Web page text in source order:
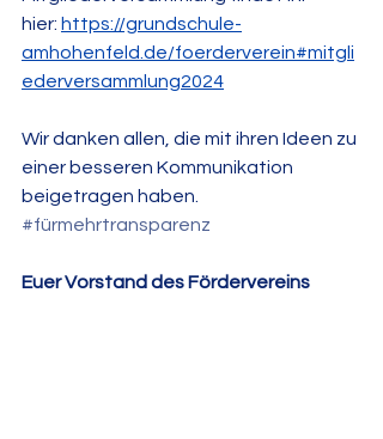
hier: https://grundschule-
amhohenfeld.de/foerderverein#mitgli
ederversammlung2024
Wir danken allen, die mit ihren Ideen zu
einer besseren Kommunikation
beigetragen haben.
#fürmehrtransparenz
Euer Vorstand des Fördervereins